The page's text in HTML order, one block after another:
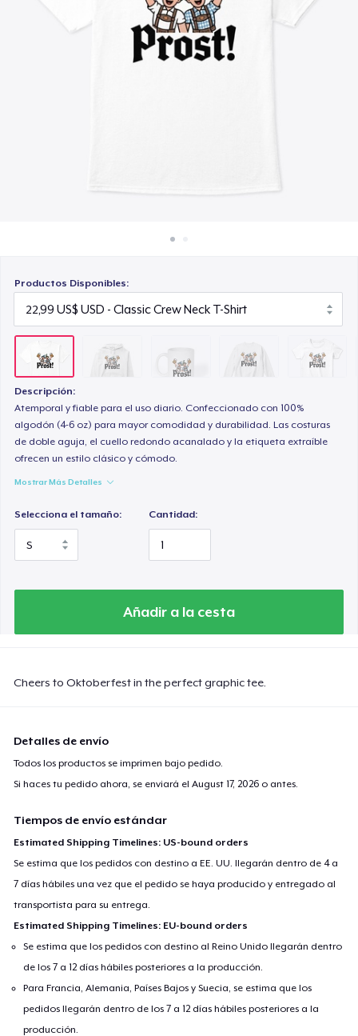
Venda en todas partes
Productos Disponibles:
Descripción:
Atemporal y fiable para el uso diario. Confeccionado con 100%
algodón (4-6 oz) para mayor comodidad y durabilidad. Las costuras
de doble aguja, el cuello redondo acanalado y la etiqueta extraíble
ofrecen un estilo clásico y cómodo.
Mostrar Más Detalles
Selecciona el tamaño: Cantidad:
Añadir a la cesta
Cheers to Oktoberfest in the perfect graphic tee.
Detalles de envío
Todos los productos se imprimen bajo pedido.
Si haces tu pedido ahora, se enviará elAugust 17, 2026 o antes.
Tiempos de envío estándar
Estimated Shipping Timelines: US-bound orders
Se estima que los pedidos con destino a EE. UU. llegarán dentro de 4 a
7 días hábiles una vez que el pedido se haya producido y entregado al
transportista para su entrega.
Estimated Shipping Timelines: EU-bound orders
Se estima que los pedidos con destino al Reino Unido llegarán dentro
de los 7 a 12 días hábiles posteriores a la producción.
Para Francia, Alemania, Países Bajos y Suecia, se estima que los
pedidos llegarán dentro de los 7 a 12 días hábiles posteriores a la
producción.
Unisex Classic Crewneck Sweatshirt